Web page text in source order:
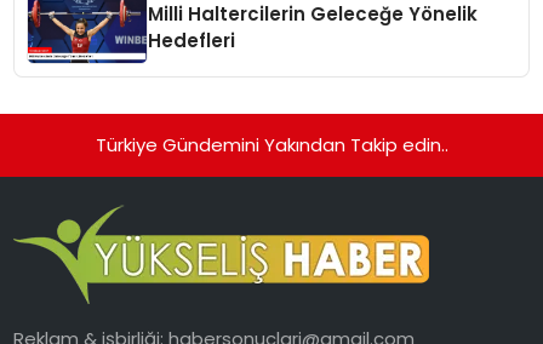
Milli Haltercilerin Geleceğe Yönelik
Hedefleri
Türkiye Gündemini Yakından Takip edin..
Reklam & işbirliği:habersonuclari@gmail.com